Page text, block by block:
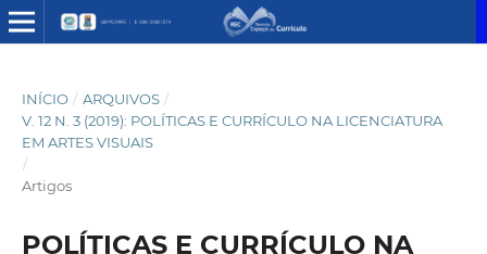
INÍCIO / ARQUIVOS /
V. 12 N. 3 (2019): POLÍTICAS E CURRÍCULO NA LICENCIATURA
EM ARTES VISUAIS
/
Artigos
POLÍTICAS E CURRÍCULO NA